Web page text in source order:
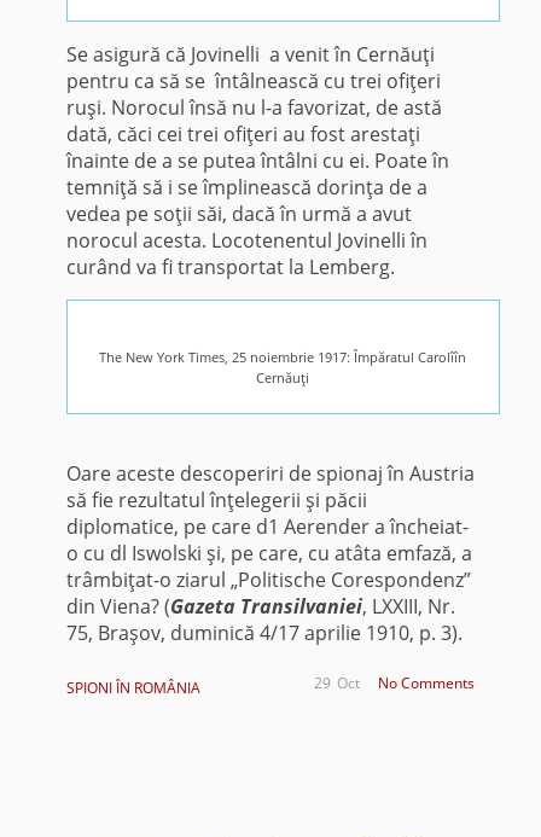
Se asigură că Jovinelli a venit în Cernăuţi
pentru ca să se întâlnească cu trei ofiţeri
ruşi. Norocul însă nu l-a favorizat, de astă
dată, căci cei trei ofiţeri au fost arestaţi
înainte de a se putea întâlni cu ei. Poate în
temniţă să i se împlinească dorinţa de a
vedea pe soţii săi, dacă în urmă a avut
norocul acesta. Locotenentul Jovinelli în
curând va fi transportat la Lemberg.
The New York Times, 25 noiembrie 1917: Împăratul Carolîîn
Cernăuţi
Oare aceste descoperiri de spionaj în Austria
să fie rezultatul înţele­gerii şi păcii
diplomatice, pe care d1 Aerender a încheiat-
o cu dl Iswolski şi, pe care, cu atâta emfază, a
trâmbiţat-o ziarul „Politische Corespondenz”
din Viena? (Gazeta Transilvaniei, LXXIII, Nr.
75, Braşov, duminică 4/17 aprilie 1910, p. 3).
SPIONI ÎN ROMÂNIA No Comments
Oct
29